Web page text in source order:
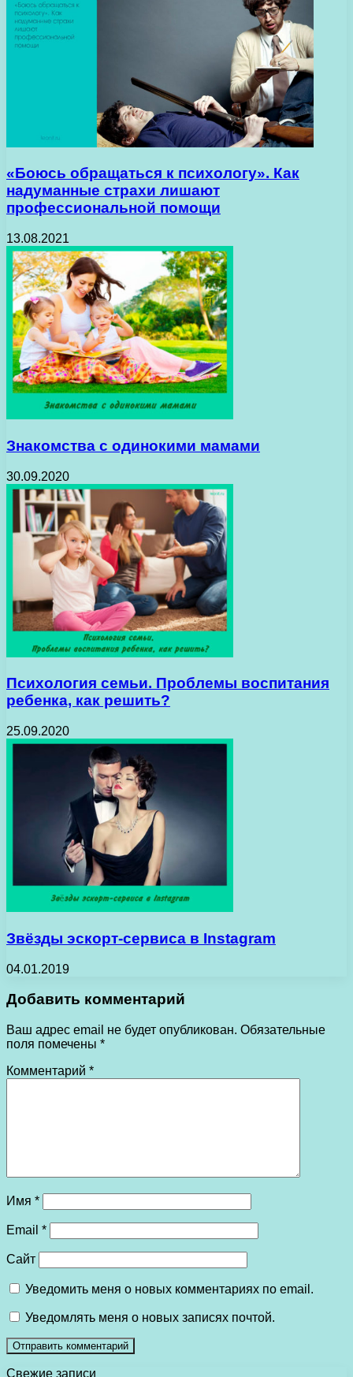
«Боюсь обращаться к психологу». Как
надуманные страхи лишают
профессиональной помощи
13.08.2021
Знакомства с одинокими мамами
30.09.2020
Психология семьи. Проблемы воспитания
ребенка, как решить?
25.09.2020
Звёзды эскорт-сервиса в Instagram
04.01.2019
Добавить комментарий
Ваш адрес email не будет опубликован. Обязательные
поля помечены *
Комментарий *
Имя *
Email *
Сайт
Уведомить меня о новых комментариях по email.
Уведомлять меня о новых записях почтой.
Свежие записи